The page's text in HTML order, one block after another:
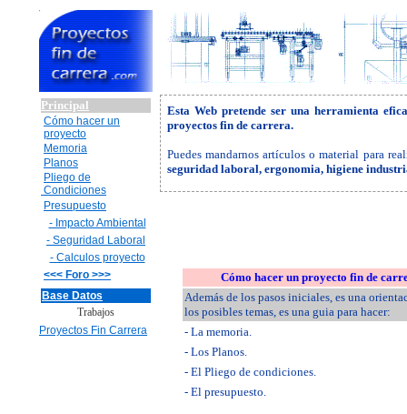
Principal
Cómo hacer un
proyecto
Memoria
Planos
Pliego de
Condiciones
Presupuesto
- Impacto Ambiental
- Seguridad Laboral
- Calculos proyecto
<<< Foro >>>
Base Datos
Trabajos
Proyectos Fin Carrera
Esta Web pretende ser una herramienta
proyectos fin de carrera.
Puedes mandarnos artículos o material para
seguridad laboral, ergonomia, higiene
Cómo hacer un proyecto fin de
Además de los pasos iniciales, es una
los posibles temas, es una guia para hacer:
- La memoria.
- Los Planos.
- El Pliego de condiciones.
- El presupuesto.